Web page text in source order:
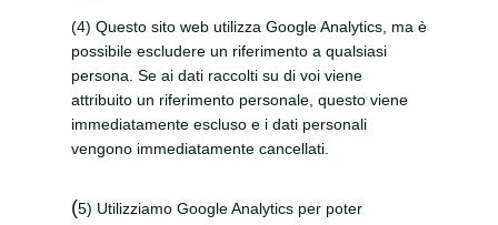
(4) Questo sito web utilizza Google Analytics, ma è
possibile escludere un riferimento a qualsiasi
persona. Se ai dati raccolti su di voi viene
attribuito un riferimento personale, questo viene
immediatamente escluso e i dati personali
vengono immediatamente cancellati.
(5) Utilizziamo Google Analytics per poter